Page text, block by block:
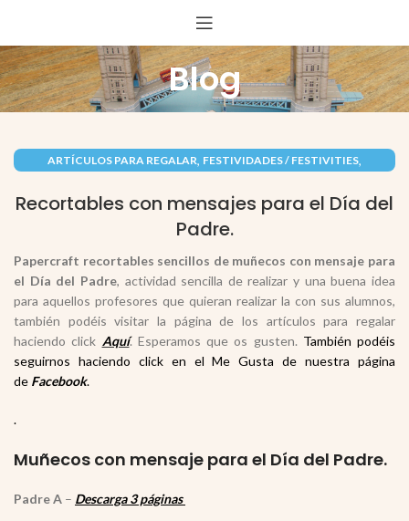
Blog
ARTÍCULOS PARA REGALAR, FESTIVIDADES / FESTIVITIES,
Recortables con mensajes para el Día del
Padre.
Papercraft recortables sencillos de muñecos con mensaje para
el Día del Padre, actividad sencilla de realizar y una buena idea
para aquellos profesores que quieran realizar la con sus alumnos,
también podéis visitar la página de los artículos para regalar
haciendo click Aquí. Esperamos que os gusten. También podéis
seguirnos haciendo click en el Me Gusta de nuestra página
de Facebook.
.
Muñecos con mensaje para el Día del Padre.
Padre A – Descarga 3 páginas